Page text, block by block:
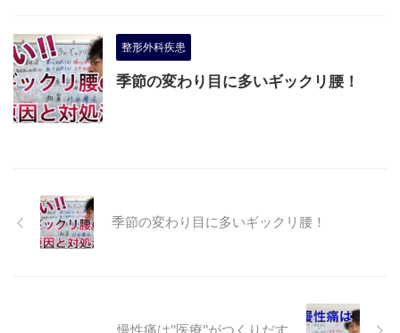
整形外科疾患
季節の変わり目に多いギックリ腰！
季節の変わり目に多いギックリ腰！